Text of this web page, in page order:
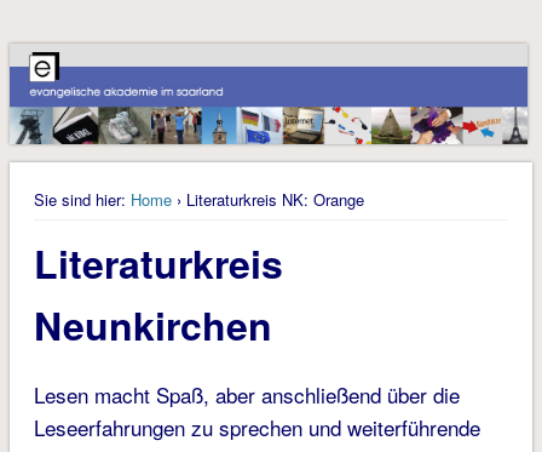
Sie sind hier: Home› Literaturkreis NK: Orange
Literaturkreis
Neunkirchen
Lesen macht Spaß, aber anschließend über die
Leseerfahrungen zu sprechen und weiterführende